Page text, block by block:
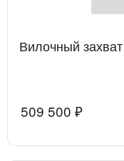
Вилочный
509 500 ₽